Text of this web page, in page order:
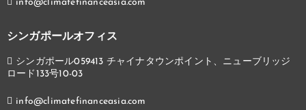
info@climatefinanceasia.com
シンガポールオフィス
シンガポール059413 チャイナタウンポイント、ニューブリッジ
ロード133号10-03
info@climatefinanceasia.com